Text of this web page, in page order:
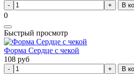
В
0
Быстрый просмотр
Форма Сердце с чекой
108 руб
В